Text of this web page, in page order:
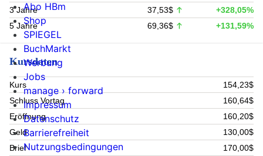
3 Jahre
37,53$
+328,05%
5 Jahre
69,36$ +131,59%
Kursdaten
Kurs
154,23$
Schluss Vortag
160,64$
Eröffnung
160,20$
Geld
130,00$
Brief
170,00$
Abo HBm
Shop
SPIEGEL
BuchMarkt
Werbung
Jobs
manage › forward
Impressum
Datenschutz
Barrierefreiheit
Nutzungsbedingungen